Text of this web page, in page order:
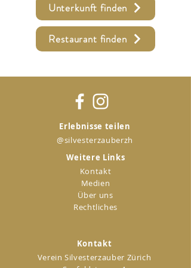
Unterkunft finden
Restaurant finden
Erlebnisse teilen
@silvesterzauberzh
Weitere Links
Kontakt
Medien
Über uns
Rechtliches
Kontakt
Verein Silvesterzauber Zürich